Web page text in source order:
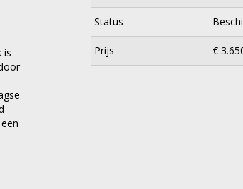
is
Status
Prijs €